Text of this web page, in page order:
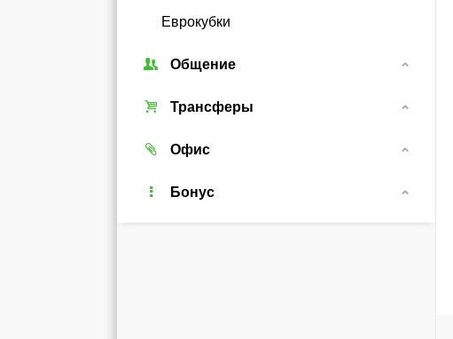
Еврокубки
Общение
Союзы
Форум
Чат
Трансферы
Трансферный рынок
Реальные игроки
Офис
Легенды
Бонус